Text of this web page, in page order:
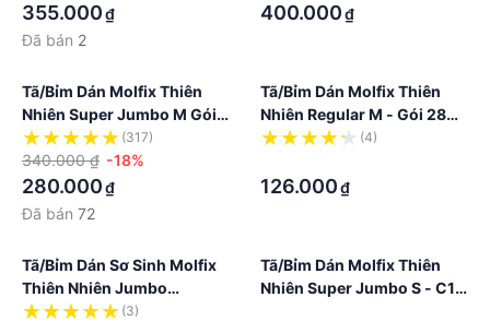
355.000₫
Đã bán 2
400.000₫
Tã/bỉm Dán Molfix Thiên
Nhiên Super Jumbo M Gói
76+8 Miếng
(317)
340.000 ₫ -18%
280.000₫
Đã bán 72
Tã/bỉm Dán Molfix Thiên
Nhiên Regular M - Gói 28+2
Miếng
(4)
126.000₫
Tã/bỉm Dán Sơ Sinh Molfix
Thiên Nhiên Jumbo
Newborn - C1 - Gói 72+8
(3)
Tã/bỉm Dán Molfix Thiên
Nhiên Super Jumbo S - C1 -